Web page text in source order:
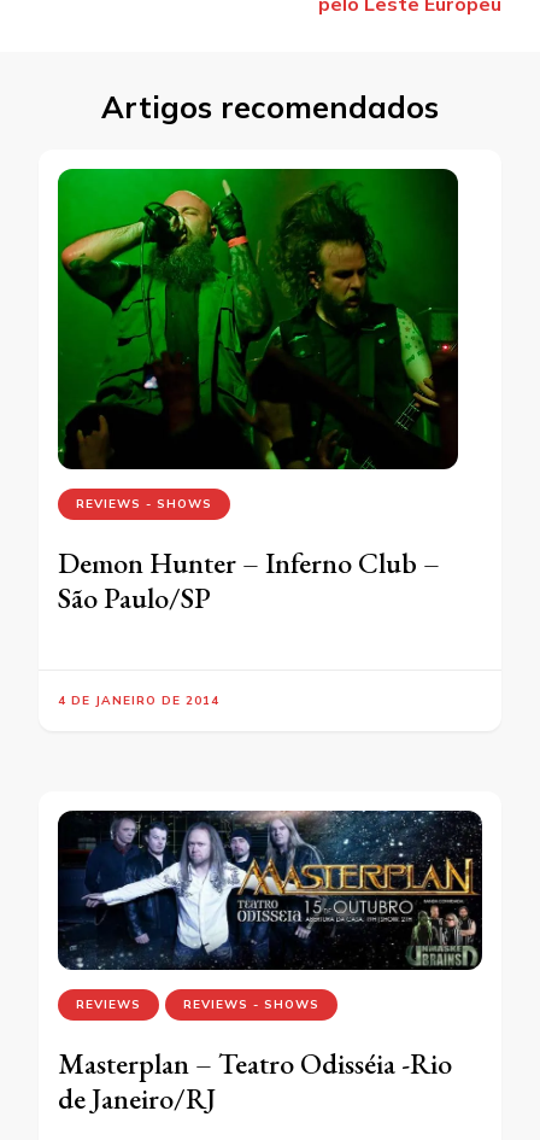
Artigos recomendados
REVIEWS - SHOWS
Demon Hunter – Inferno Club –
São Paulo/SP
4 DE JANEIRO DE 2014
REVIEWS REVIEWS - SHOWS
Masterplan – Teatro Odisséia -Rio
de Janeiro/RJ